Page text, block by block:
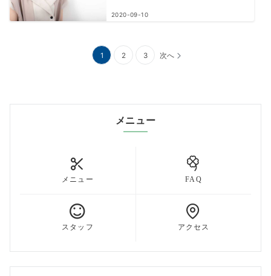
2020-09-10
1 2 3 次へ
メニュー
メニュー FAQ
スタッフ アクセス